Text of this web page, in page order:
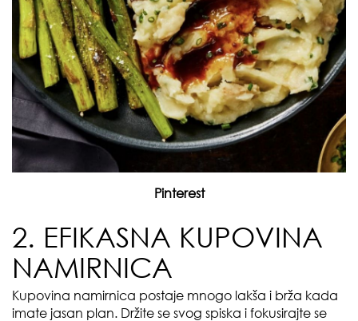
Pinterest
2. EFIKASNA KUPOVINA
NAMIRNICA
Kupovina namirnica postaje mnogo lakša i brža kada
imate jasan plan. Držite se svog spiska i fokusirajte se